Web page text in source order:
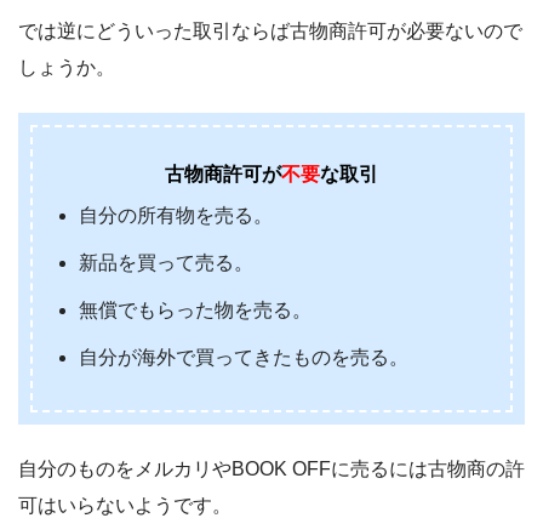
では逆にどういった取引ならば古物商許可が必要ないので
しょうか。
古物商許可が不要な取引
自分の所有物を売る。
新品を買って売る。
無償でもらった物を売る。
自分が海外で買ってきたものを売る。
自分のものをメルカリやBOOK OFFに売るには古物商の許
可はいらないようです。